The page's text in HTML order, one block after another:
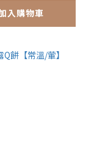
入購物車